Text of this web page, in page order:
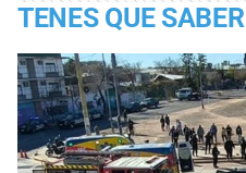
TENES QUE SABER